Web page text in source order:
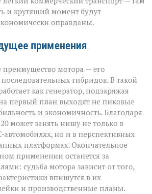
и крутящий момент будут
оправданы.
применения
мотора — его
гибридов. В такой
как генератор, подзаряжая
первый план выходят не пиковые
и экономичность. Благодаря
может занять нишу не только в
но и в перспективных
платформах. Окончательное
применении останется за
судьба мотора зависит от того,
впишутся в их
и производственные планы.